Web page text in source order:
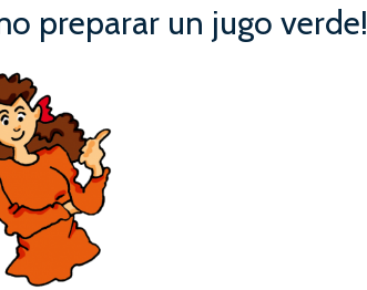
preparar un jugo verde!